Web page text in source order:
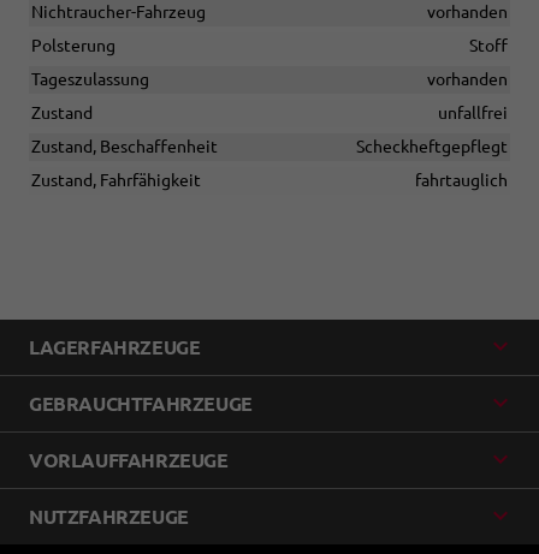
Nichtraucher-Fahrzeug
vorhanden
Polsterung
Stoff
Tageszulassung
vorhanden
Zustand
unfallfrei
Zustand, Beschaffenheit
Scheckheftgepflegt
Zustand, Fahrfähigkeit
fahrtauglich
LAGERFAHRZEUGE
GEBRAUCHTFAHRZEUGE
VORLAUFFAHRZEUGE
NUTZFAHRZEUGE